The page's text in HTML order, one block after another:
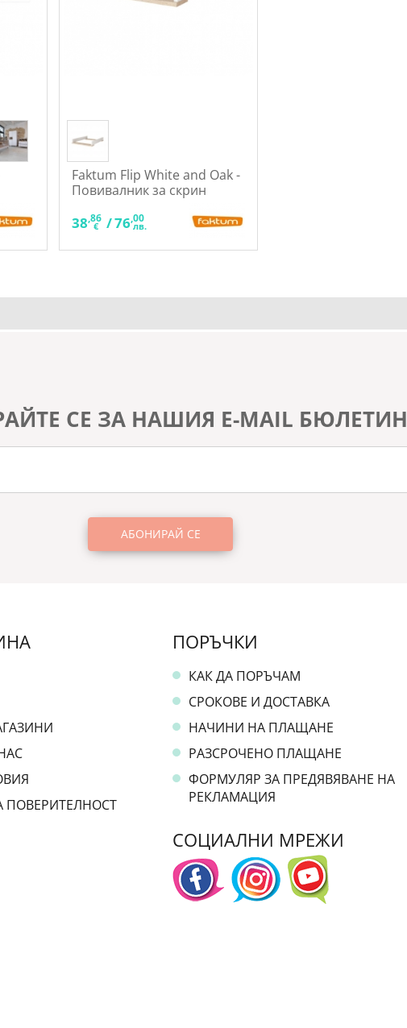
Faktum Flip White and Oak -
Повивалник за скрин
38,86
€ /76,00
лв.
СЕ ЗА НАШИЯ E-MAIL БЮЛЕТИН
ПОВЕРИТЕЛНОСТ
ПОРЪЧКИ
КАК ДА ПОРЪЧАМ
СРОКОВЕ И ДОСТАВКА
НАЧИНИ НА ПЛАЩАНЕ
РАЗСРОЧЕНО ПЛАЩАНЕ
ФОРМУЛЯР ЗА ПРЕДЯВЯВАНЕ НА
РЕКЛАМАЦИЯ
СОЦИАЛНИ МРЕЖИ